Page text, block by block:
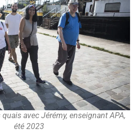
avec Jérémy, enseignant APA,
été 2023